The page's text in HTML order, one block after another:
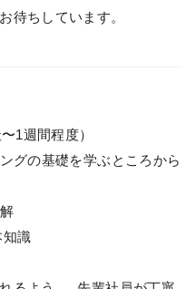
待ちしています。
1週間程度）
グの基礎を学ぶところから
知識